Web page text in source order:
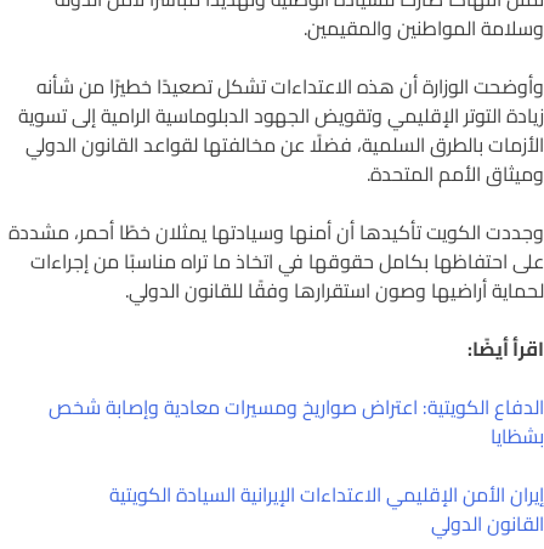
المواطنين والمقيمين.
الوزارة أن هذه الاعتداءات تشكل تصعيدًا خطيرًا من شأنه
التوتر الإقليمي وتقويض الجهود الدبلوماسية الرامية إلى تسوية
بالطرق السلمية، فضلًا عن مخالفتها لقواعد القانون الدولي
الأمم المتحدة.
الكويت تأكيدها أن أمنها وسيادتها يمثلان خطًا أحمر، مشددة
احتفاظها بكامل حقوقها في اتخاذ ما تراه مناسبًا من إجراءات
أراضيها وصون استقرارها وفقًا للقانون الدولي.
أيضًا:
الكويتية: اعتراض صواريخ ومسيرات معادية وإصابة شخص
الأمن الإقليمي الاعتداءات الإيرانية السيادة الكويتية
الدولي